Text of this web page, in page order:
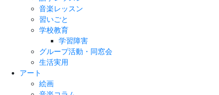
音楽レッスン
習いごと
学校教育
学習障害
グループ活動・同窓会
生活実用
アート
絵画